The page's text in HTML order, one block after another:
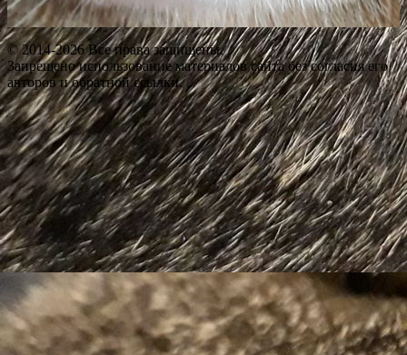
© 2014-2026 Все права защищены.
Запрещено использование материалов сайта без согласия его
авторов и обратной ссылки.